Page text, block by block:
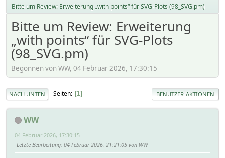
Bitte um Review: Erweiterung „with points“ für SVG-Plots (98_SVG.pm)
Bitte um Review: Erweiterung
„with points“ für SVG-Plots
(98_SVG.pm)
Begonnen von WW, 04 Februar 2026, 17:30:15
NACH UNTEN Seiten 1 BENUTZER-AKTIONEN
WW
04 Februar 2026, 17:30:15
Letzte Bearbeitung: 04 Februar 2026, 21:21:05 von WW